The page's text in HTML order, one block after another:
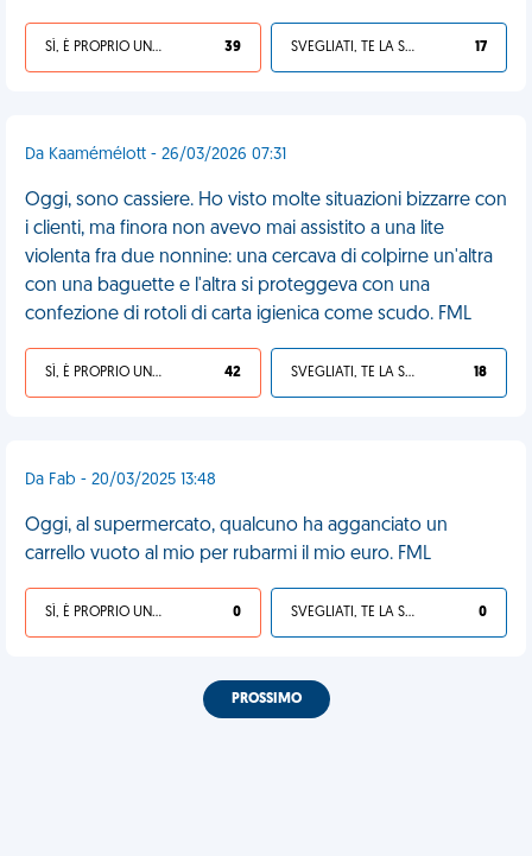
SÌ, È PROPRIO UNA VDM! 39 SVEGLIATI, TE LA SEI CERCATA! 17
Da Kaamémélott - 26/03/2026 07:31
Oggi, sono cassiere. Ho visto molte situazioni bizzarre con
i clienti, ma finora non avevo mai assistito a una lite
violenta fra due nonnine: una cercava di colpirne un'altra
con una baguette e l'altra si proteggeva con una
confezione di rotoli di carta igienica come scudo. FML
SÌ, È PROPRIO UNA VDM! 42 SVEGLIATI, TE LA SEI CERCATA! 18
Da Fab - 20/03/2025 13:48
Oggi, al supermercato, qualcuno ha agganciato un
carrello vuoto al mio per rubarmi il mio euro. FML
SÌ, È PROPRIO UNA VDM! 0 SVEGLIATI, TE LA SEI CERCATA! 0
PROSSIMO